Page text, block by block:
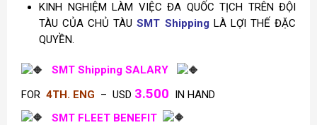
KINH NGHIỆM LÀM VIỆC ĐA QUỐC TỊCH TRÊN ĐỘI
TÀU CỦA CHỦ TÀUSMT Shipping LÀ LỢI THẾ ĐẶC
QUYỀN.
SMT Shipping SALARY
FOR 4TH. ENG – USD 3.500 IN HAND
SMT FLEET BENEFIT